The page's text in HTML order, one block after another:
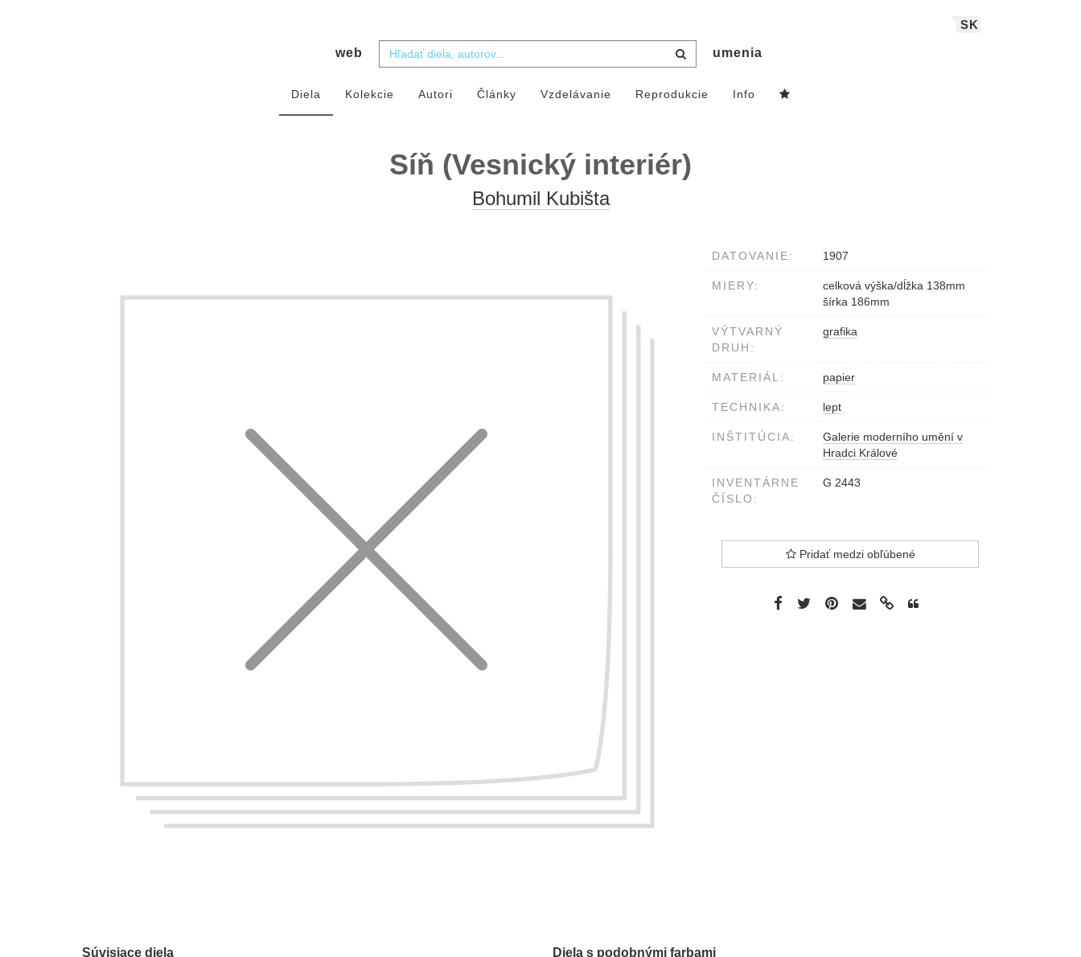
SK
web umenia
Diela Kolekcie Autori Články Vzdelávanie Reprodukcie Info
Síň (Vesnický interiér)
Bohumil Kubišta
DATOVANIE: 1907
MIERY:
celková výška/dĺžka 138mm
šírka 186mm
VÝTVARNÝ
DRUH:
grafika
MATERIÁL: papier
TECHNIKA: lept
INŠTITÚCIA:
Galerie moderního umění v
Hradci Králové
INVENTÁRNE
ČÍSLO:
G 2443
Pridať medzi obľúbené
Súvisiace diela
Diela s podobnými farbami